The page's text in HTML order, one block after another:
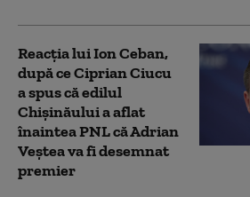
Reacția lui Ion Ceban,
după ce Ciprian Ciucu
a spus că edilul
Chișinăului a aflat
înaintea PNL că Adrian
Veștea va fi desemnat
premier